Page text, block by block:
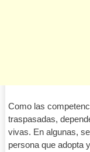
Como las
traspasadas,
vivas. En algunas,
persona que adopta